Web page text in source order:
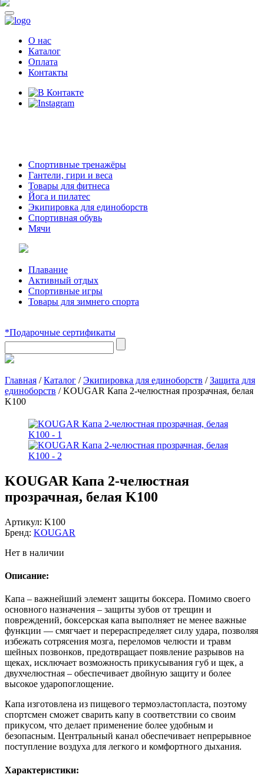
О нас
Каталог
Оплата
Контакты
Спортивные тренажёры
Гантели, гири и веса
Товары для фитнеса
Йога и пилатес
Экипировка для единоборств
Спортивная обувь
Мячи
Плавание
Активный отдых
Спортивные игры
Товары для зимнего спорта
*Подарочные сертификаты
Главная /Каталог /Экипировка для единоборств /Защита для
единоборств /KOUGAR Капа 2-челюстная прозрачная, белая
K100
KOUGAR Капа 2-челюстная
прозрачная, белая K100
Артикул: K100
Бренд: KOUGAR
Нет в наличии
Описание:
Капа – важнейший элемент защиты боксера. Помимо своего
основного назначения – защиты зубов от трещин и
повреждений, боксерская капа выполняет не менее важные
функции — смягчает и перераспределяет силу удара, позволяя
избежать сотрясения мозга, переломов челюсти и травм
шейных позвонков, предотвращает появление разрывов на
щеках, исключает возможность прикусывания губ и щек, а
двухчелюстная – обеспечивает двойную защиту и более
высокое ударопоглощение.
Капа изготовлена из пищевого термоэластопласта, поэтому
спортсмен сможет сварить капу в соответствии со своим
прикусом, что делает применение более удобным и
безопасным. Центральный канал обеспечивает непрерывное
поступление воздуха для легкого и комфортного дыхания.
Характеристики: